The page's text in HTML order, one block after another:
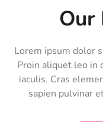
Our
Lorem ipsum dolor
Proin aliquet leo in
iaculis. Cras
sapien pulvinar